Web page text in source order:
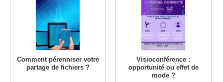
Comment pérenniser votre
partage de fichiers ?
Visioconférence :
opportunité ou effet de
mode ?